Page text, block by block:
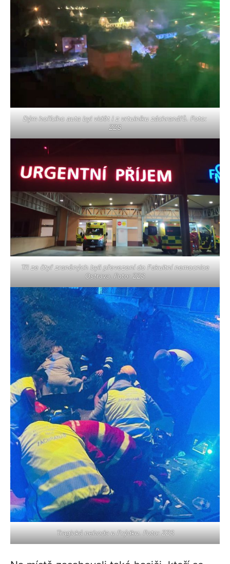
Dým hořícího auta byl vidět i z vrtulníku záchranářů. Foto:
ZZS
Tři ze čtyř zraněných byli převezení do Fakultní nemocnice
Ostrava. Foto: ZZS
Tragická nehoda u Frýdku. Foto: ZZS